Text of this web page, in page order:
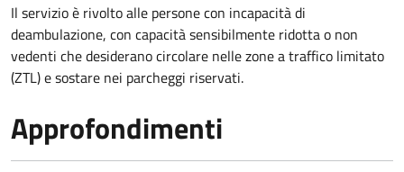
Il servizio è rivolto alle persone con incapacità di
deambulazione, con capacità sensibilmente ridotta o non
vedenti che desiderano circolare nelle zone a traffico limitato
(ZTL) e sostare nei parcheggi riservati.
Approfondimenti